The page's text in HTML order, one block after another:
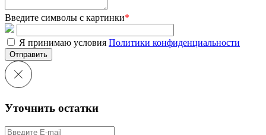
Введите символы с картинки*
Я принимаю условия Политики конфиденциальности
Отправить
Уточнить остатки